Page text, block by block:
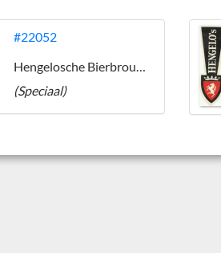
#22052
Hengelosche Bierbrouwerij (1919-1988)
(Speciaal)